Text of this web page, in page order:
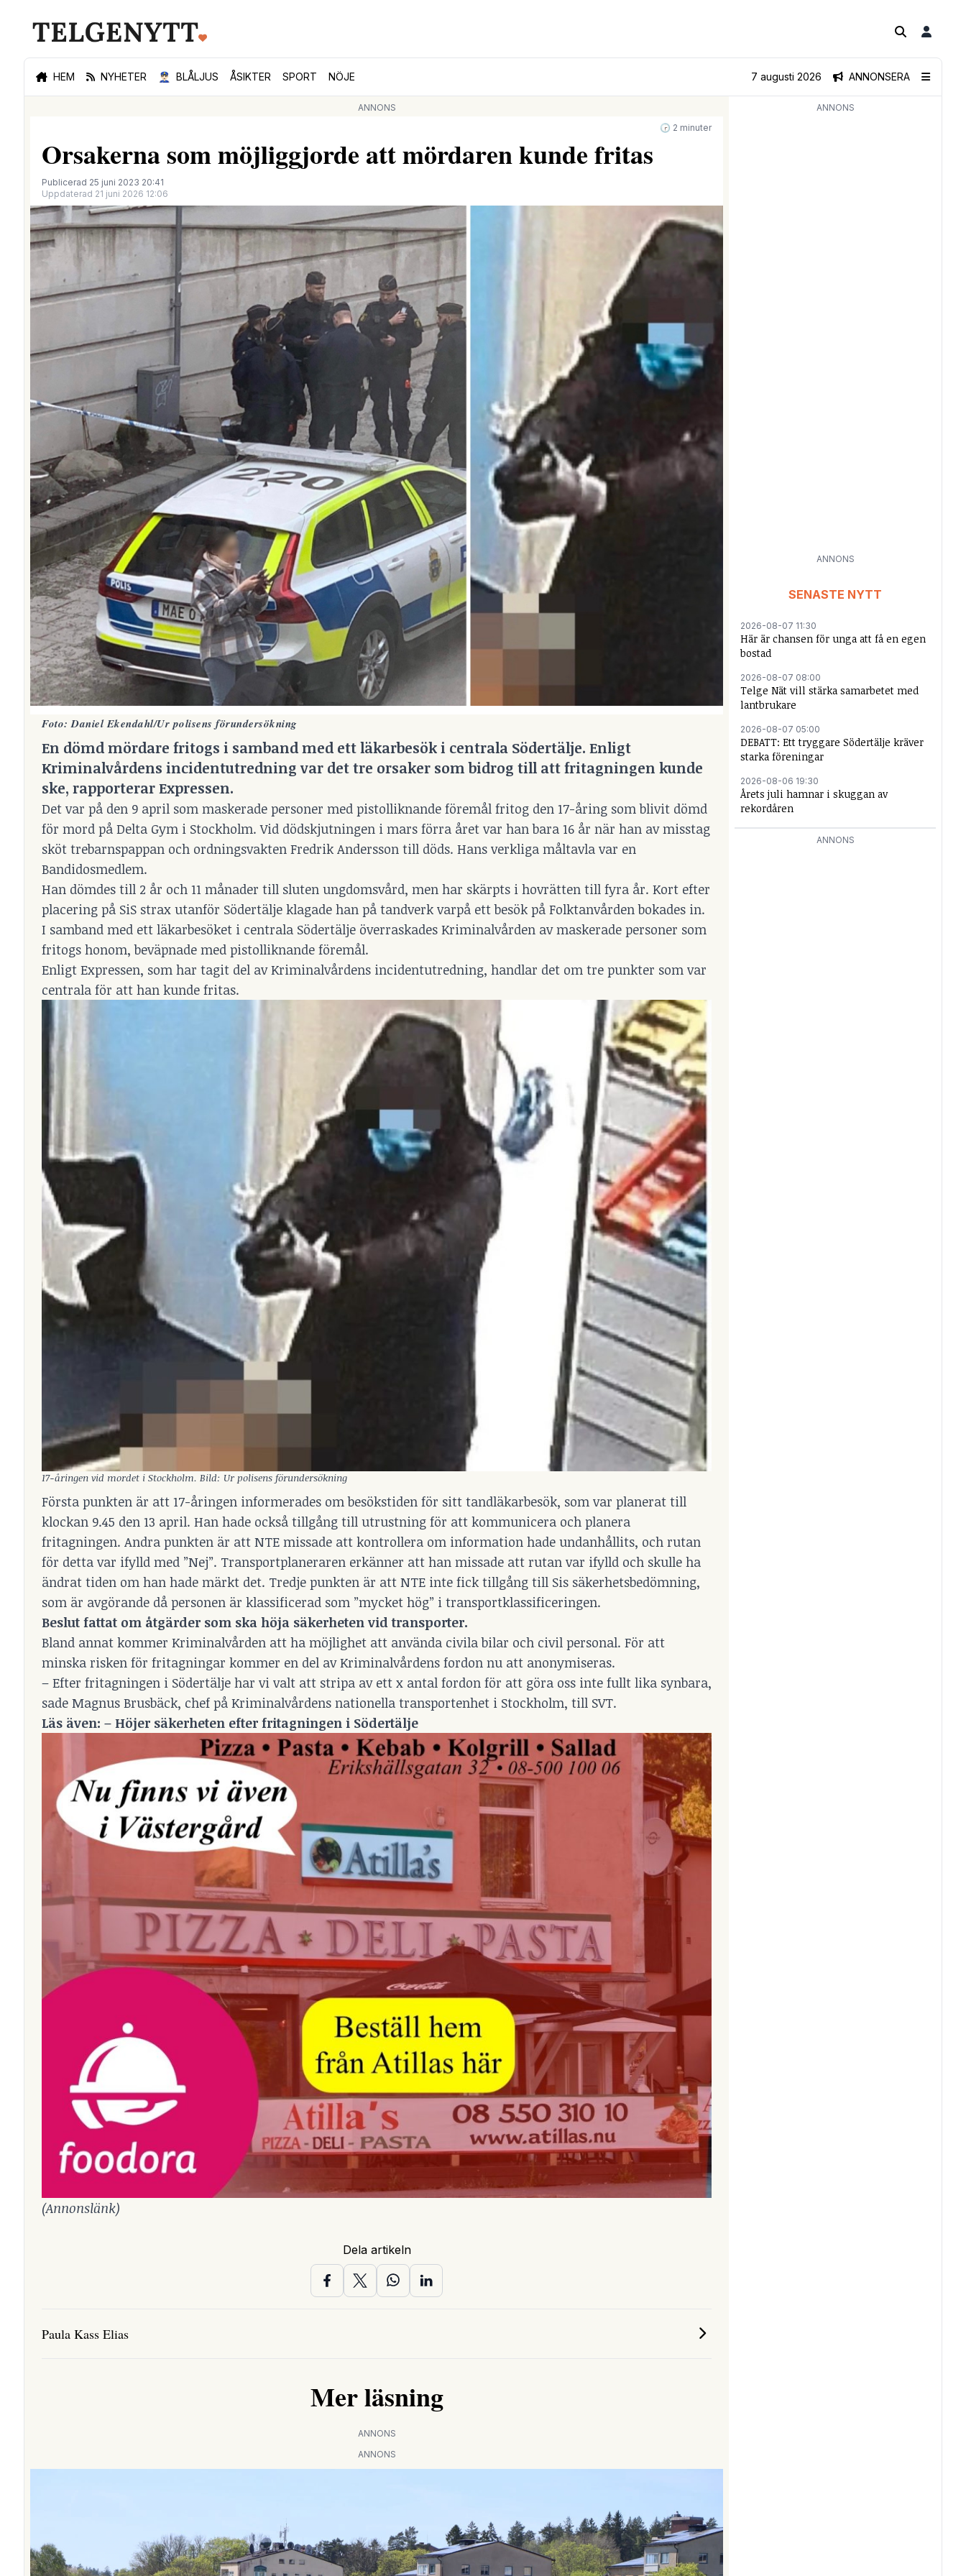
HEM NYHETER 👮🏻‍♂️ BLÅLJUS ÅSIKTER SPORT NÖJE ANNONSERA
7 augusti 2026
ANNONS
🕝 2 minuter
Orsakerna som möjliggjorde att mördaren kunde fritas
Publicerad 25 juni 2023 20:41
Uppdaterad 21 juni 2026 12:06
Foto: Daniel Ekendahl/Ur polisens förundersökning
En dömd mördare fritogs i samband med ett läkarbesök i centrala Södertälje. Enligt
Kriminalvårdens incidentutredning var det tre orsaker som bidrog till att fritagningen kunde
ske, rapporterar Expressen.
Det var på den 9 april som maskerade personer med pistolliknande föremål fritog den 17-åring som blivit dömd
för mord på Delta Gym i Stockholm. Vid dödskjutningen i mars förra året var han bara 16 år när han av misstag
sköt trebarnspappan och ordningsvakten Fredrik Andersson till döds. Hans verkliga måltavla var en
Bandidosmedlem.
Han dömdes till 2 år och 11 månader till sluten ungdomsvård, men har skärpts i hovrätten till fyra år. Kort efter
placering på SiS strax utanför Södertälje klagade han på tandverk varpå ett besök på Folktanvården bokades in.
I samband med ett läkarbesöket i centrala Södertälje överraskades Kriminalvården av maskerade personer som
fritogs honom, beväpnade med pistolliknande föremål.
Enligt Expressen, som har tagit del av Kriminalvårdens incidentutredning, handlar det om tre punkter som var
centrala för att han kunde fritas.
17-åringen vid mordet i Stockholm. Bild: Ur polisens förundersökning
Första punkten är att 17-åringen informerades om besökstiden för sitt tandläkarbesök, som var planerat till
klockan 9.45 den 13 april. Han hade också tillgång till utrustning för att kommunicera och planera
fritagningen. Andra punkten är att NTE missade att kontrollera om information hade undanhållits, och rutan
för detta var ifylld med ”Nej”. Transportplaneraren erkänner att han missade att rutan var ifylld och skulle ha
ändrat tiden om han hade märkt det. Tredje punkten är att NTE inte fick tillgång till Sis säkerhetsbedömning,
som är avgörande då personen är klassificerad som ”mycket hög” i transportklassificeringen.
Beslut fattat om åtgärder som ska höja säkerheten vid transporter.
Bland annat kommer Kriminalvården att ha möjlighet att använda civila bilar och civil personal. För att
minska risken för fritagningar kommer en del av Kriminalvårdens fordon nu att anonymiseras.
– Efter fritagningen i Södertälje har vi valt att stripa av ett x antal fordon för att göra oss inte fullt lika synbara,
sade Magnus Brusbäck, chef på Kriminalvårdens nationella transportenhet i Stockholm, till SVT.
Läs även: – Höjer säkerheten efter fritagningen i Södertälje
(Annonslänk)
Dela artikeln
Paula Kass Elias
Mer läsning
ANNONS
ANNONS
ANNONS
ANNONS
SENASTE NYTT
2026-08-07 11:30
Här är chansen för unga att få en egen
bostad
2026-08-07 08:00
Telge Nät vill stärka samarbetet med
lantbrukare
2026-08-07 05:00
DEBATT: Ett tryggare Södertälje kräver
starka föreningar
2026-08-06 19:30
Årets juli hamnar i skuggan av
rekordåren
ANNONS